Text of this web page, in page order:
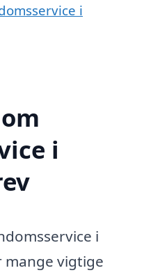
i
i
i
mange vigtige